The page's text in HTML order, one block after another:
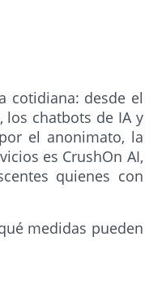
cotidiana: desde el
los chatbots de IA y
el anonimato, la
es CrushOn AI,
quienes con
medidas pueden